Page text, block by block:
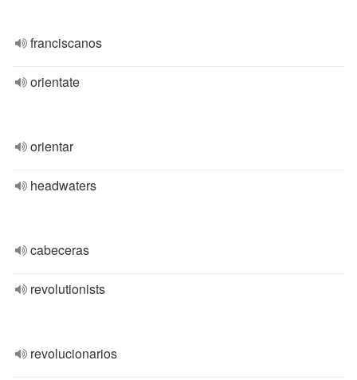
franciscanos
orientate
orientar
headwaters
cabeceras
revolutionists
revolucionarios